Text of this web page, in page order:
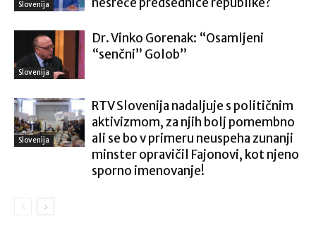
Slovenija
Slovenija
Dr. Vinko Gorenak: “Osamljeni
“senčni” Golob”
Slovenija
RTV Slovenija nadaljuje s političnim
aktivizmom, za njih bolj pomembno
ali se bo v primeru neuspeha zunanji
minster opravičil Fajonovi, kot njeno
sporno imenovanje!